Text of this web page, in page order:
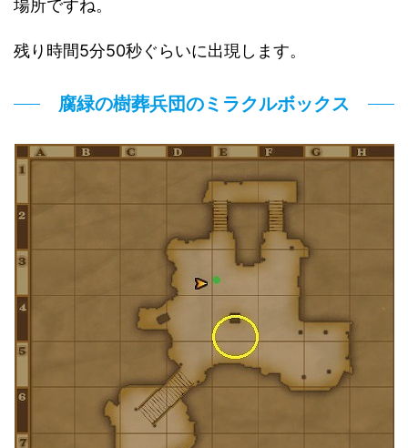
場所ですね。
残り時間5分50秒ぐらいに出現します。
腐緑の樹葬兵団のミラクルボックス